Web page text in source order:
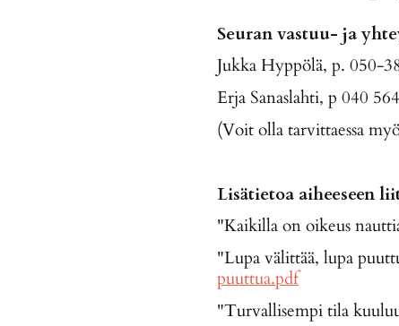
Seuran vastuu- ja
Jukka Hyppölä, p. 050-
Erja Sanaslahti, p 040
(Voit olla tarvittaessa
Lisätietoa aiheeseen
"Kaikilla on oikeus
"Lupa välittää, lupa
puuttua.pdf
"Turvallisempi tila